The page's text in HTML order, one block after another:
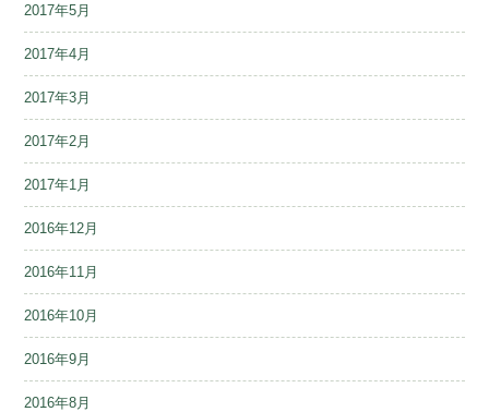
2017年5月
2017年4月
2017年3月
2017年2月
2017年1月
2016年12月
2016年11月
2016年10月
2016年9月
2016年8月